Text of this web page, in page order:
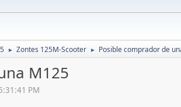
► Zontes 125M-Scooter ► Posible comprador de
M125
PM